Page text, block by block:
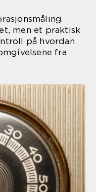
men et praktisk
på hvordan
fra